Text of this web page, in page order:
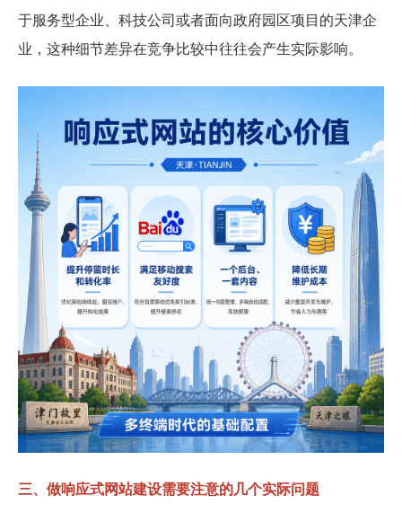
于服务型企业、科技公司或者面向政府园区项目的天津企
业，这种细节差异在竞争比较中往往会产生实际影响。
三、做响应式网站建设需要注意的几个实际问题